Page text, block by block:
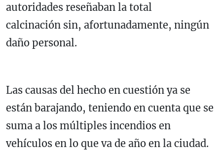
autoridades reseñaban la total
calcinación sin, afortunadamente, ningún
daño personal.
Las causas del hecho en cuestión ya se
están barajando, teniendo en cuenta que se
suma a los múltiples incendios en
vehículos en lo que va de año en la ciudad.